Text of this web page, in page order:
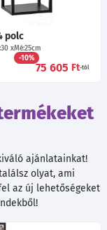
polc
Mé:25cm
-10%
75 605 Ft-tól
ajánlatainkat!
olyat, ami
az új lehetőségeket